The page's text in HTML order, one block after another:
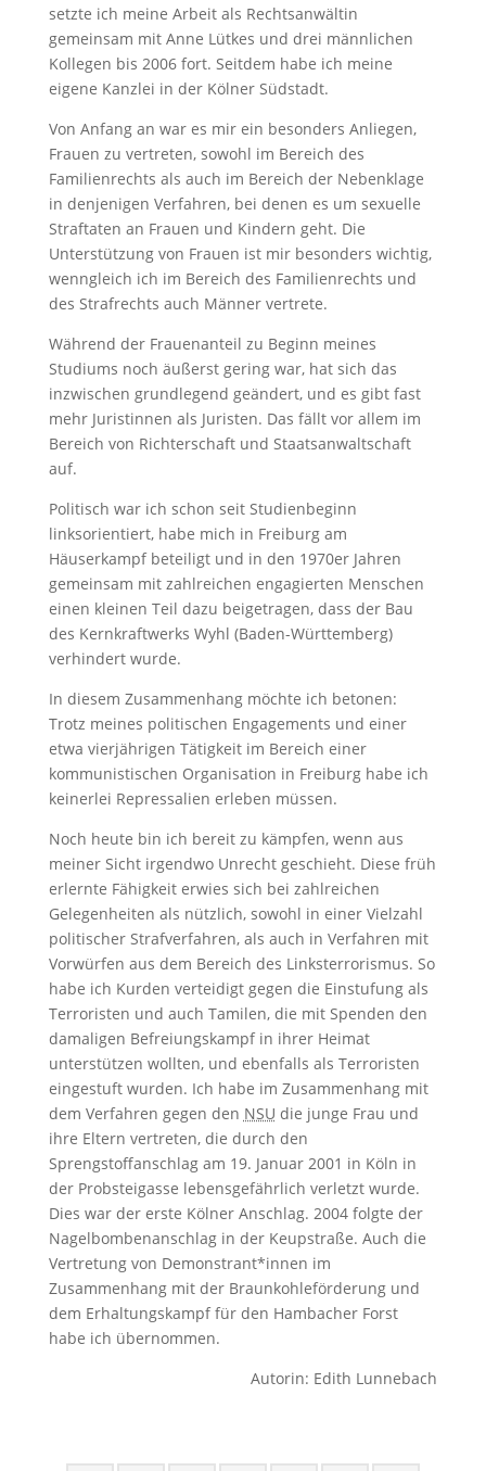
setzte ich meine Arbeit als Rechtsanwältin
gemeinsam mit Anne Lütkes und drei männlichen
Kollegen bis 2006 fort. Seitdem habe ich meine
eigene Kanzlei in der Kölner Südstadt.
Von Anfang an war es mir ein besonders Anliegen,
Frauen zu vertreten, sowohl im Bereich des
Familienrechts als auch im Bereich der Nebenklage
in denjenigen Verfahren, bei denen es um sexuelle
Straftaten an Frauen und Kindern geht. Die
Unterstützung von Frauen ist mir besonders wichtig,
wenngleich ich im Bereich des Familienrechts und
des Strafrechts auch Männer vertrete.
Während der Frauenanteil zu Beginn meines
Studiums noch äußerst gering war, hat sich das
inzwischen grundlegend geändert, und es gibt fast
mehr Juristinnen als Juristen. Das fällt vor allem im
Bereich von Richterschaft und Staatsanwaltschaft
auf.
Politisch war ich schon seit Studienbeginn
linksorientiert, habe mich in Freiburg am
Häuserkampf beteiligt und in den 1970er Jahren
gemeinsam mit zahlreichen engagierten Menschen
einen kleinen Teil dazu beigetragen, dass der Bau
des Kernkraftwerks Wyhl (Baden-Württemberg)
verhindert wurde.
In diesem Zusammenhang möchte ich betonen:
Trotz meines politischen Engagements und einer
etwa vierjährigen Tätigkeit im Bereich einer
kommunistischen Organisation in Freiburg habe ich
keinerlei Repressalien erleben müssen.
Noch heute bin ich bereit zu kämpfen, wenn aus
meiner Sicht irgendwo Unrecht geschieht. Diese früh
erlernte Fähigkeit erwies sich bei zahlreichen
Gelegenheiten als nützlich, sowohl in einer Vielzahl
politischer Strafverfahren, als auch in Verfahren mit
Vorwürfen aus dem Bereich des Linksterrorismus. So
habe ich Kurden verteidigt gegen die Einstufung als
Terroristen und auch Tamilen, die mit Spenden den
damaligen Befreiungskampf in ihrer Heimat
unterstützen wollten, und ebenfalls als Terroristen
eingestuft wurden. Ich habe im Zusammenhang mit
dem Verfahren gegen den NSU die junge Frau und
ihre Eltern vertreten, die durch den
Sprengstoffanschlag am 19. Januar 2001 in Köln in
der Probsteigasse lebensgefährlich verletzt wurde.
Dies war der erste Kölner Anschlag. 2004 folgte der
Nagelbombenanschlag in der Keupstraße. Auch die
Vertretung von Demonstrant*innen im
Zusammenhang mit der Braunkohleförderung und
dem Erhaltungskampf für den Hambacher Forst
habe ich übernommen.
Autorin: Edith Lunnebach